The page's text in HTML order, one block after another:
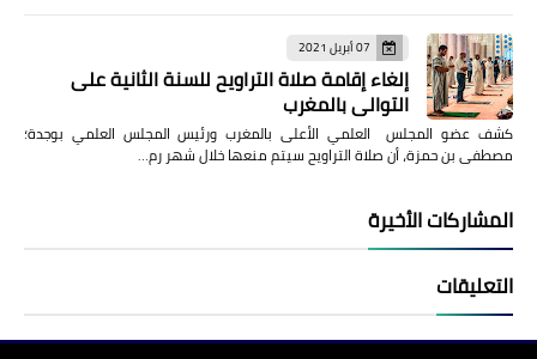
07 أبريل 2021
إلغاء إقامة صلاة التراويح للسنة الثانية على
التوالي بالمغرب
كشف عضو المجلس العلمي الأعلى بالمغرب ورئيس المجلس العلمي بوجدة؛
مصطفى بن حمزة، أن صلاة التراويح سيتم منعها خلال شهر رم…
المشاركات الأخيرة
التعليقات